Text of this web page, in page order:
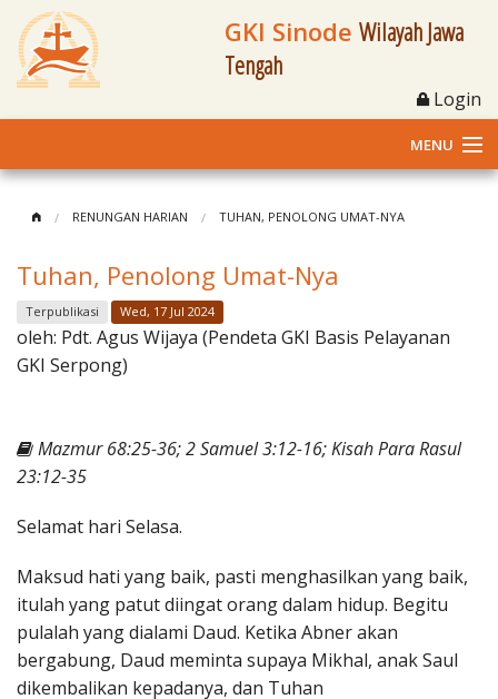
GKI Sinode Wilayah Jawa
Tengah
Login
MENU
Klasis dan Jemaat
Berita Kegiatan
Materi
Penerbitan
RENUNGAN HARIAN TUHAN, PENOLONG UMAT-NYA
Tuhan, Penolong Umat-Nya
Terpublikasi Wed, 17 Jul 2024
oleh: Pdt. Agus Wijaya (Pendeta GKI Basis Pelayanan
GKI Serpong)
Mazmur 68:25-36; 2 Samuel 3:12-16; Kisah Para Rasul
23:12-35
Selamat hari Selasa.
Maksud hati yang baik, pasti menghasilkan yang baik,
itulah yang patut diingat orang dalam hidup. Begitu
pulalah yang dialami Daud. Ketika Abner akan
bergabung, Daud meminta supaya Mikhal, anak Saul
dikembalikan kepadanya, dan Tuhan